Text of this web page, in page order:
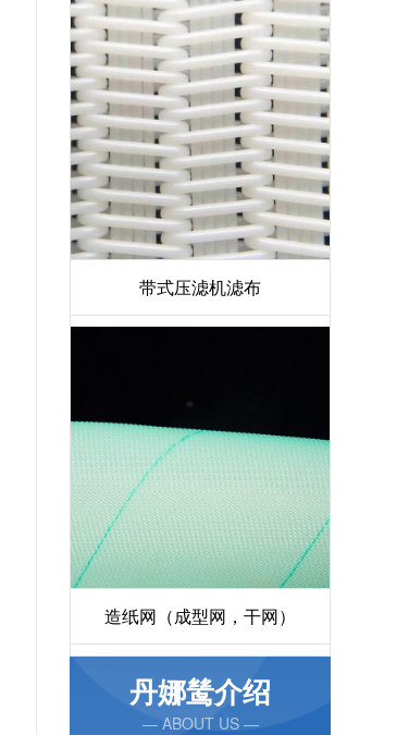
带式压滤机滤布
造纸网（成型网，干网）
丹娜鸶介绍
— ABOUT US —